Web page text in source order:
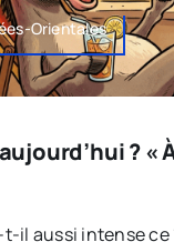
Orientales
? «
il aussi intense